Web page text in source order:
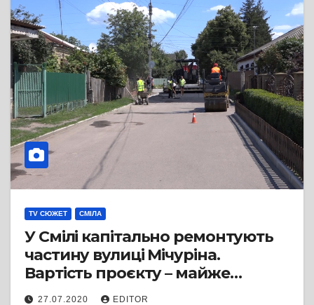
TV СЮЖЕТ СМІЛА
У Смілі капітально ремонтують
частину вулиці Мічуріна.
Вартість проєкту – майже
мільйон гривень
27.07.2020 EDITOR